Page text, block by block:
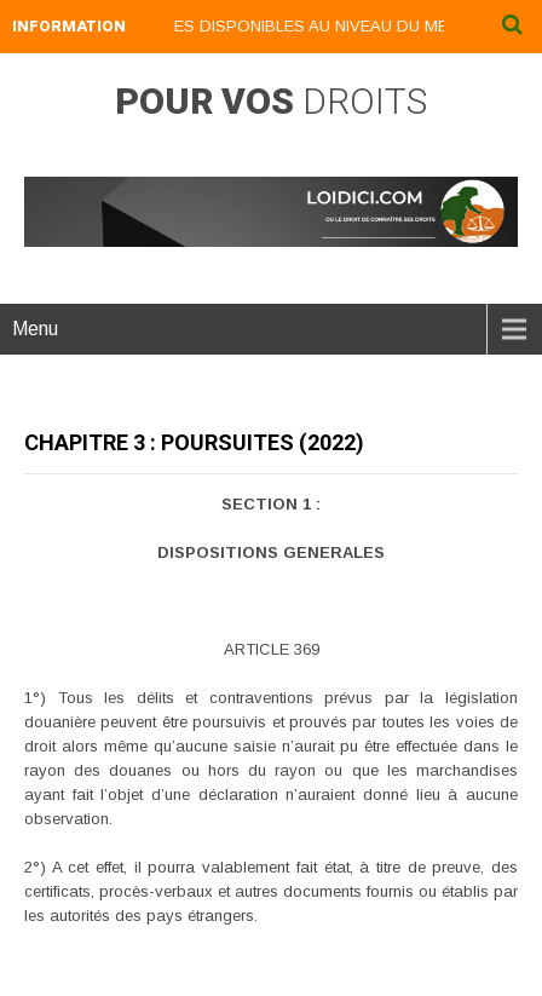
INFORMATION
NUMERIQUES DISPONIBLES AU NIVEAU DU MENU ...NOS
POUR VOS DROITS
Menu
CHAPITRE 3 : POURSUITES (2022)
SECTION 1 :
DISPOSITIONS GENERALES
ARTICLE 369
1°) Tous les délits et contraventions prévus par la législation
douanière peuvent être poursuivis et prouvés par toutes les voies de
droit alors même qu’aucune saisie n’aurait pu être effectuée dans le
rayon des douanes ou hors du rayon ou que les marchandises
ayant fait l’objet d’une déclaration n’auraient donné lieu à aucune
observation.
2°) A cet effet, il pourra valablement fait état, à titre de preuve, des
certificats, procès-verbaux et autres documents fournis ou établis par
les autorités des pays étrangers.